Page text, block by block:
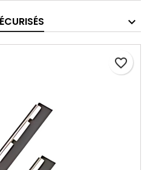
favorite_border